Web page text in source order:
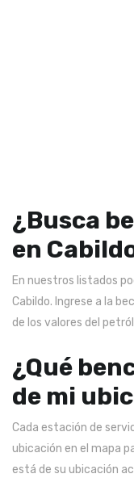
¿Busca
en
En nuestros listados
Cabildo. Ingrese a la
de los valores del
¿Qué
de mi
Cada estación de
ubicación en el mapa
está de su ubicación